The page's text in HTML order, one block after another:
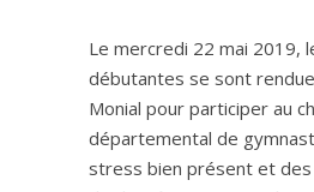
Le mercredi 22 mai 2019,
débutantes se sont
Monial pour participer au
départemental de
stress bien présent et